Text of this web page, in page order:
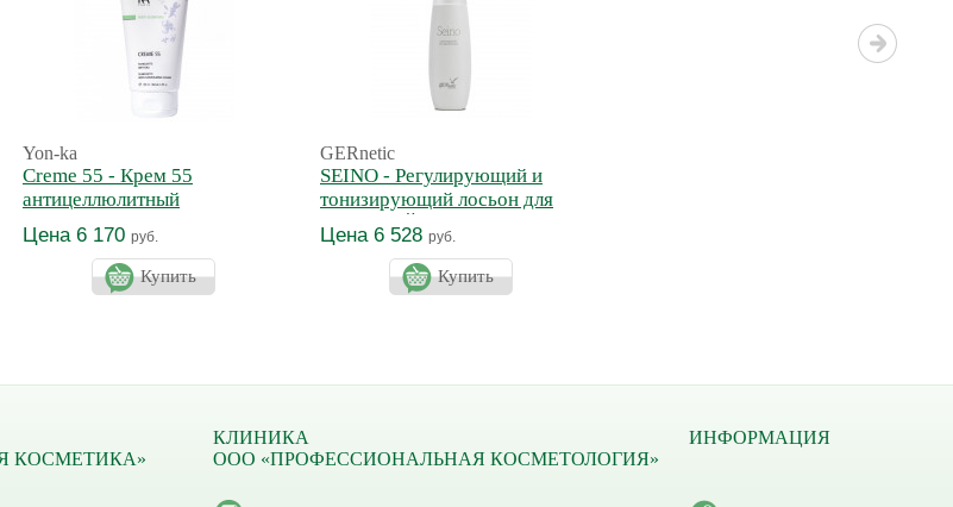
Yon-ka
Creme 55 - Крем 55
антицеллюлитный
Цена 6 170 руб.
Купить
GERnetic
SEINO - Регулирующий и
тонизирующий лосьон для
бюста СЕЙНО
Цена 6 528 руб.
Купить
КОСМЕТИКА»
КЛИНИКА
ООО «ПРОФЕССИОНАЛЬНАЯ КОСМЕТОЛОГИЯ»
ИНФОРМАЦИЯ